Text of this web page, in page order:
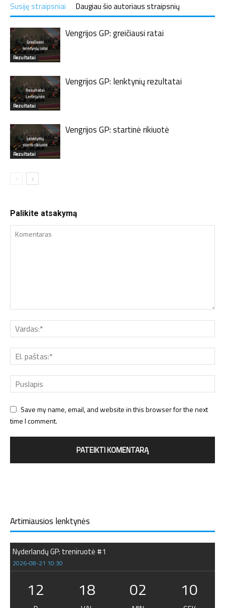
Susiję straipsniai Daugiau šio autoriaus straipsnių
Rezultatai
Vengrijos GP: greičiausi ratai
Rezultatai
Vengrijos GP: lenktynių rezultatai
Rezultatai
Vengrijos GP: startinė rikiuotė
Palikite atsakymą
Save my name, email, and website in this browser for the next
time I comment.
Artimiausios lenktynės
Nyderlandų GP: treniruotė #1
2026-08-21 10:30
12 18 02 10